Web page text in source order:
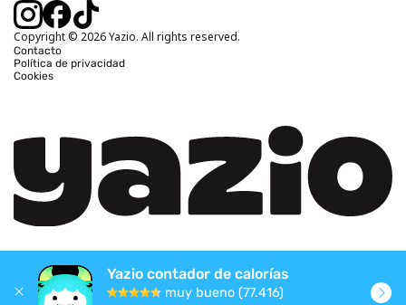
Calcular calorías quemadas
Copyright © 2026 Yazio. All rights reserved.
Contacto
Política de privacidad
Cookies
Yazio contador de calorías
muy bueno (77.416)